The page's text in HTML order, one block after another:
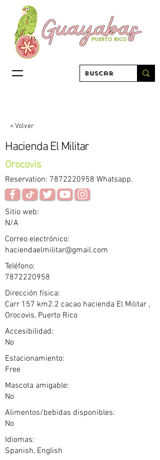
< Volver
Hacienda El Militar
Orocovis
Reservation: 7872220958 Whatsapp.
Sitio web:
N/A
Correo electrónico:
haciendaelmilitar@gmail.com
Teléfono:
7872220958
Dirección física:
Carr 157 km2.2 cacao hacienda El Militar ,
Orocovis, Puerto Rico
Accesibilidad:
No
Estacionamiento:
Free
Mascota amigable:
No
Alimentos/bebidas disponibles:
No
Idiomas:
Spanish, English